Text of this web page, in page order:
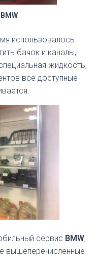
использовалось
бачок и каналы,
жидкость,
все доступные
сервис BMW,
вышеперечисленные